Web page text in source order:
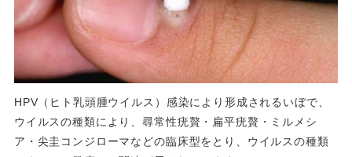
HPV（ヒト乳頭腫ウイルス）感染により形成されるいぼで、
ウイルスの種類により、尋常性疣贅・扁平疣贅・ミルメシ
ア・尖圭コンジローマなどの臨床型をとり、ウイルスの種類